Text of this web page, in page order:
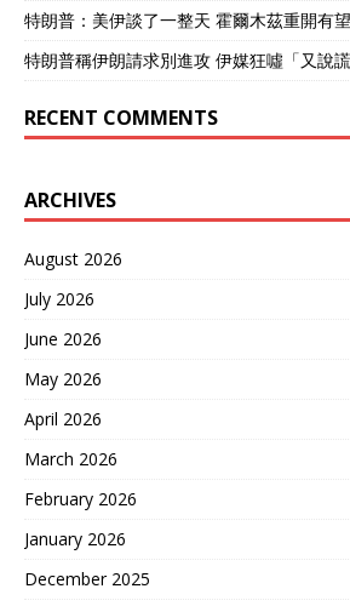
特朗普：美伊談了一整天 霍爾木茲重開有望
特朗普稱伊朗請求別進攻 伊媒狂噓「又說謊
RECENT COMMENTS
ARCHIVES
August 2026
July 2026
June 2026
May 2026
April 2026
March 2026
February 2026
January 2026
December 2025